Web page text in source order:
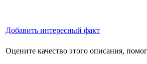
Добавить интересный факт
Оцените качество этого описания,